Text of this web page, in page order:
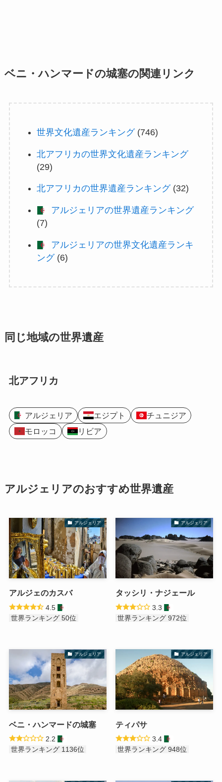
ベニ・ハンマードの城塞の関連リンク
世界文化遺産ランキング(746)
北アフリカの世界文化遺産ランキング
(29)
北アフリカの世界遺産ランキング(32)
アルジェリアの世界遺産ランキング
(7)
アルジェリアの世界文化遺産ランキ
ング(6)
同じ地域の世界遺産
北アフリカ
アルジェリア エジプト
チュニジア
モロッコ
リビア
アルジェリアのおすすめ世界遺産
アルジェリア
アルジェのカスバ
4.5
世界ランキング 50位
アルジェリア
タッシリ・ナジェール
3.3
世界ランキング 972位
アルジェリア
ベニ・ハンマードの城塞
2.2
世界ランキング 1136位
アルジェリア
ティパサ
3.4
世界ランキング 948位